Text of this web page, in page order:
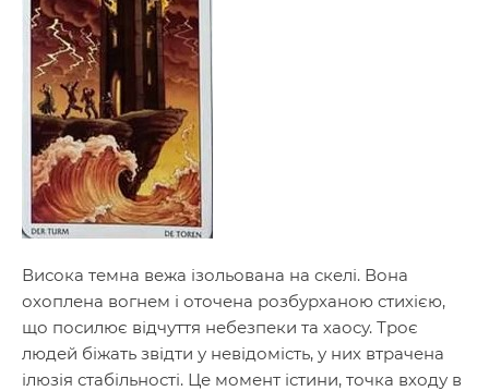
Висока темна вежа ізольована на скелі. Вона
охоплена вогнем і оточена розбурханою стихією,
що посилює відчуття небезпеки та хаосу. Троє
людей біжать звідти у невідомість, у них втрачена
ілюзія стабільності. Це момент істини, точка входу в